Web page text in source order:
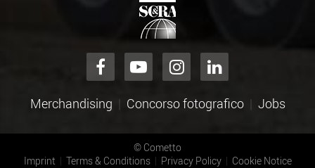
Merchandising Concorso fotografico Jobs
© Cometto
Imprint
Terms & Conditions Privacy Policy Cookie Notice